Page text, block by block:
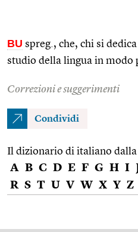
BU spreg., che, chi si
studio della lingua in modo
Correzioni e suggerimenti
Condividi
Il dizionario di italiano dalla
A B C D E F G H I
R S T U V W X Y Z